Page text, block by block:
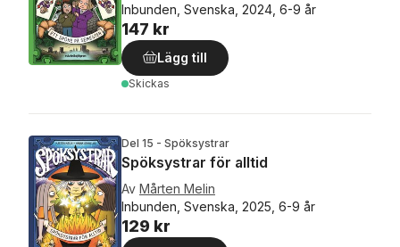
Inbunden, Svenska, 2024, 6-9 år
147 kr
Lägg till
Skickas
Del 15 - Spöksystrar
Spöksystrar för alltid
Av Mårten Melin
Inbunden, Svenska, 2025, 6-9 år
129 kr